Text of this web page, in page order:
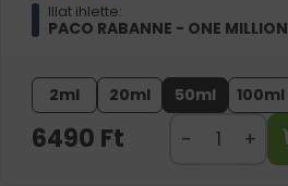
Illat ihlette:
PACO RABANNE - ONE MILLION
2ml 20ml 50ml 100ml
6490 Ft